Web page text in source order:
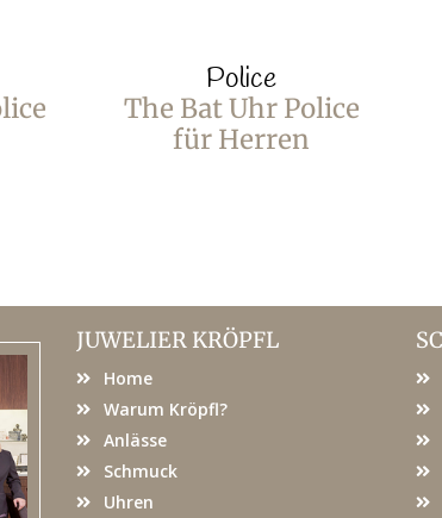
Police
The Bat Uhr Police
für Herren
JUWELIER KRÖPFL
Home
Warum Kröpfl?
Anlässe
Schmuck
Uhren